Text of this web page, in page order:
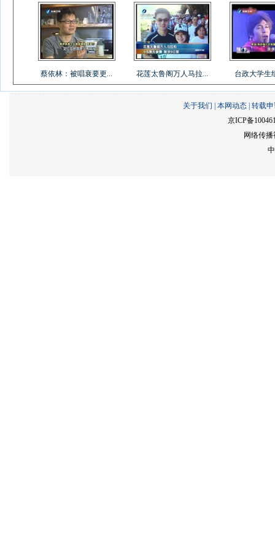
蔡依林：被唱衰要更... 花莲太鲁阁万人马拉... 台政大学生
关于我们 本网动态 转载
京ICP备
网络传